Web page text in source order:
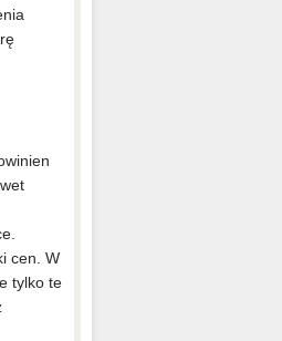
cen. W
tylko te